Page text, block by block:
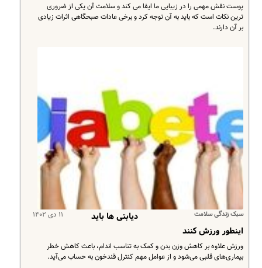
​پوست نقش مهمی را در زیبایی ما ایفا می کند و سلامت آن یکی از ضروری
ترین نکات است که باید به آن توجه کرد و برخی عادات صبحگاهی اثرات زیادی
بر آن دارند.
سبک زندگی سلامت ۱۱ دی ۱۴۰۲
دیابتی ها باید
اینطور ورزش کنند
​ورزش علاوه بر کاهش وزن بدن و کمک به تناسب اندام، باعث کاهش خطر
بیماری‌های قلبی می‌شود و از عوامل مهم کنترل قندخون به حساب می‌آید.